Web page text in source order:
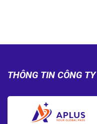
THÔNG TIN CÔNG TY